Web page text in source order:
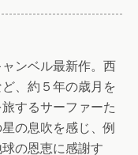
ンベル最新作。西
、約５年の歳月を
するサーファーた
の息吹を感じ、例
の恩恵に感謝す